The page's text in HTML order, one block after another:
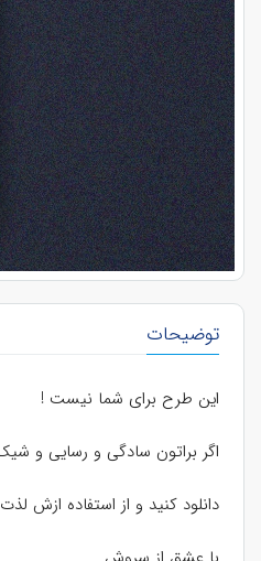
توضیحات
این طرح برای شما نیست !
اگر براتون سادگی و رسایی و
دانلود کنید و از استفاده ازش